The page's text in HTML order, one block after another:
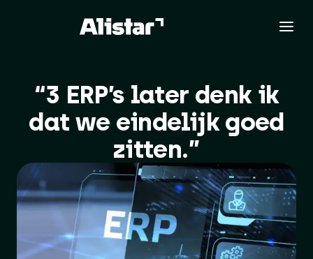
“3 ERP’s later denk ik
dat we eindelijk goed
zitten.”